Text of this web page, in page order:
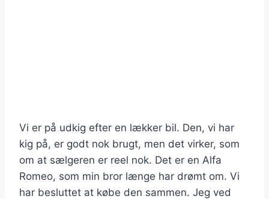
Vi er på udkig efter en lækker bil. Den, vi har
kig på, er godt nok brugt, men det virker, som
om at sælgeren er reel nok. Det er en Alfa
Romeo, som min bror længe har drømt om. Vi
har besluttet at købe den sammen. Jeg ved